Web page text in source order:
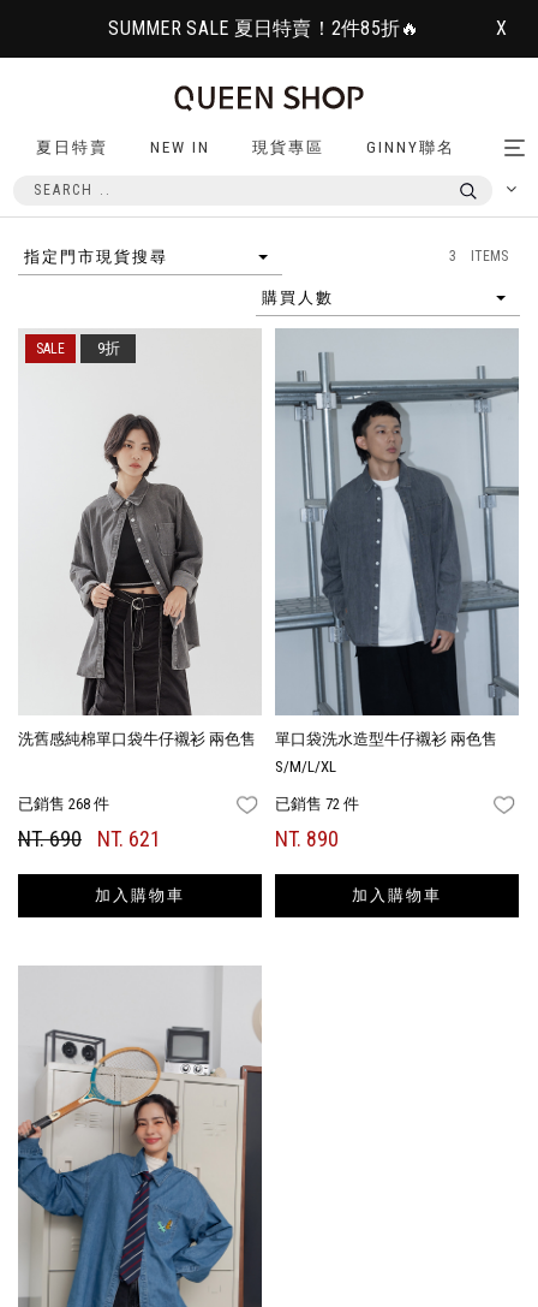
SUMMER SALE 夏日特賣！2件85折🔥 X
夏日特賣 NEW IN 現貨專區 GINNY聯名
指定門市現貨搜尋 3 ITEMS
購買人數
洗舊感純棉單口袋牛仔襯衫 兩色售
已銷售 268 件 FAVORITES
NT. 690 NT. 621
加入購物車
9折
單口袋洗水造型牛仔襯衫 兩色售
S/M/L/XL
已銷售 72 件
NT. 890
加入購物車